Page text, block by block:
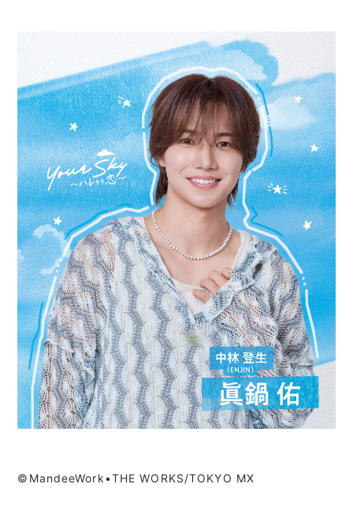
©MandeeWork•THE WORKS/TOKYO MX